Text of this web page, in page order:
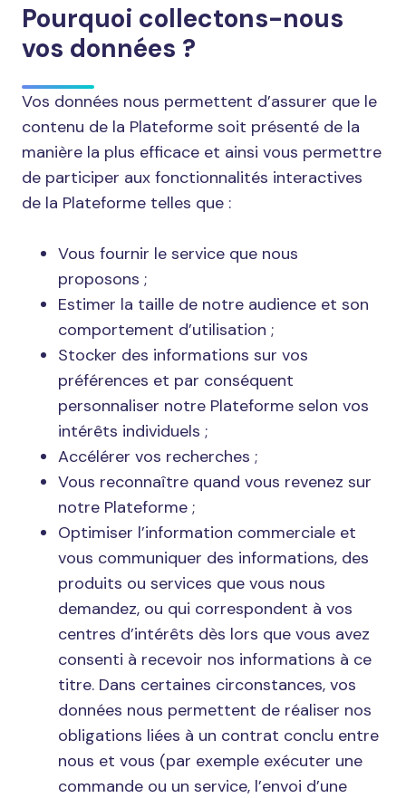
Pourquoi collectons-nous
vos données ?
Vos données nous permettent d’assurer que le
contenu de la Plateforme soit présenté de la
manière la plus efficace et ainsi vous permettre
de participer aux fonctionnalités interactives
de la Plateforme telles que :
Vous fournir le service que nous
proposons ;
Estimer la taille de notre audience et son
comportement d’utilisation ;
Stocker des informations sur vos
préférences et par conséquent
personnaliser notre Plateforme selon vos
intérêts individuels ;
Accélérer vos recherches ;
Vous reconnaître quand vous revenez sur
notre Plateforme ;
Optimiser l’information commerciale et
vous communiquer des informations, des
produits ou services que vous nous
demandez, ou qui correspondent à vos
centres d’intérêts dès lors que vous avez
consenti à recevoir nos informations à ce
titre. Dans certaines circonstances, vos
données nous permettent de réaliser nos
obligations liées à un contrat conclu entre
nous et vous (par exemple exécuter une
commande ou un service, l’envoi d’une